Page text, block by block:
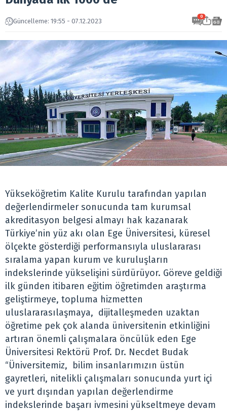
Güncelleme: 19:55 - 07.12.2023
0
Yükseköğretim Kalite Kurulu tarafından yapılan
değerlendirmeler sonucunda tam kurumsal
akreditasyon belgesi almayı hak kazanarak
Türkiye’nin yüz akı olan Ege Üniversitesi, küresel
ölçekte gösterdiği performansıyla uluslararası
sıralama yapan kurum ve kuruluşların
indekslerinde yükselişini sürdürüyor. Göreve geldiği
ilk günden itibaren eğitim öğretimden araştırma
geliştirmeye, topluma hizmetten
uluslararasılaşmaya, dijitalleşmeden uzaktan
öğretime pek çok alanda üniversitenin etkinliğini
artıran önemli çalışmalara öncülük eden Ege
Üniversitesi Rektörü Prof. Dr. Necdet Budak
“Üniversitemiz, bilim insanlarımızın üstün
gayretleri, nitelikli çalışmaları sonucunda yurt içi
ve yurt dışından yapılan değerlendirme
indekslerinde başarı ivmesini yükseltmeye devam